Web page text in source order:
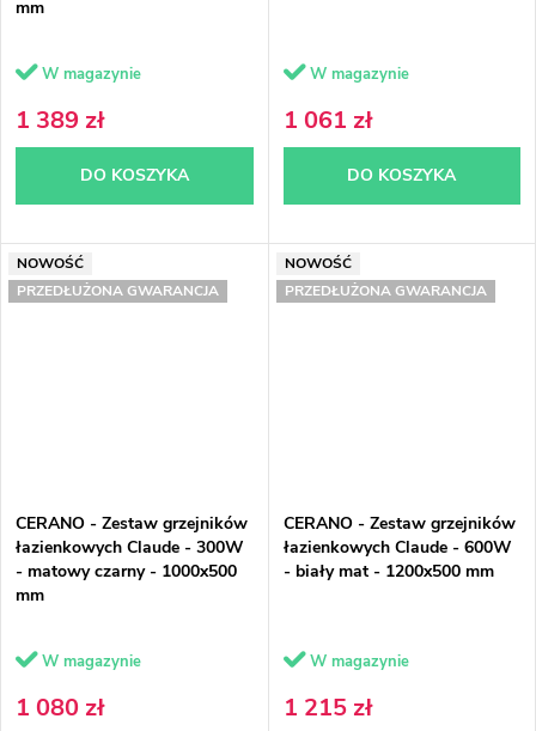
mm
W magazynie
1 389 zł
DO KOSZYKA
W magazynie
1 061 zł
DO KOSZYKA
NOWOŚĆ
PRZEDŁUŻONA GWARANCJA
CERANO - Zestaw grzejników
łazienkowych Claude - 300W
- matowy czarny - 1000x500
mm
W magazynie
1 080 zł
NOWOŚĆ
PRZEDŁUŻONA GWARANCJA
CERANO - Zestaw grzejników
łazienkowych Claude - 600W
- biały mat - 1200x500 mm
W magazynie
1 215 zł